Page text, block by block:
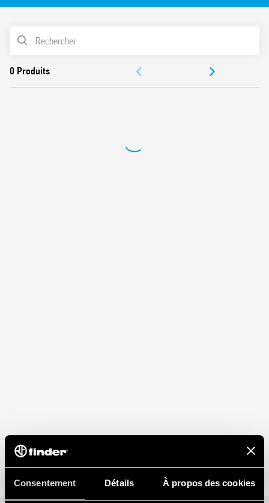
Consentement Détails À propos des cookies
vibrations et aux chocs, catégorie 1, classe B), EN 50155
Bobine AC ou DC avec plage de fonctionnement étendue
Contacts sans Cadmium (version standard)
Supports série 97
Modules de signalisation et protection CEM
LISTE DES PRODUITS
CERTIFICATIONS